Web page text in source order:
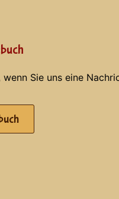
wenn Sie uns eine